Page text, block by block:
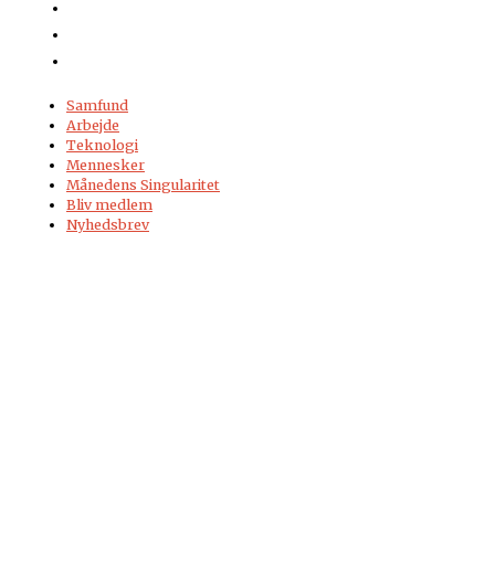
Samfund
Arbejde
Teknologi
Mennesker
Månedens Singularitet
Bliv medlem
Nyhedsbrev